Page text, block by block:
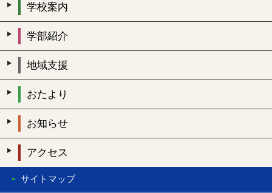
学校案内
学部紹介
地域支援
おたより
お知らせ
アクセス
サイトマップ